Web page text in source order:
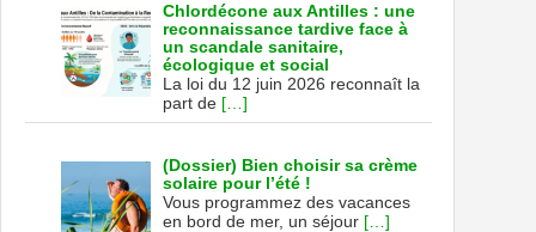
Chlordécone aux Antilles : une
reconnaissance tardive face à
un scandale sanitaire,
écologique et social
La loi du 12 juin 2026 reconnaît la
part de […]
(Dossier) Bien choisir sa crème
solaire pour l’été !
Vous programmez des vacances
en bord de mer, un séjour […]